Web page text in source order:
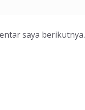
saya berikutnya.